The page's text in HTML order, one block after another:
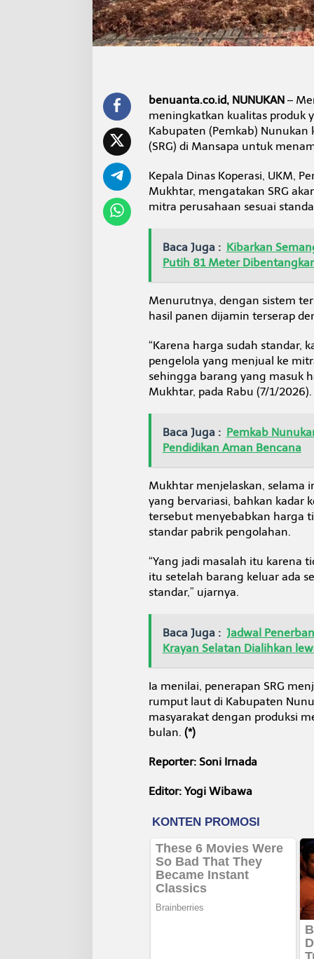
a
b
N
u
n
T
e
r
k
a
n
s
t
e
m
R
G
benuanta.co.id, NUNUKAN–
meningkatkan kualitas produk
Kabupaten (Pemkab)
(SRG) di Mansapa untuk
Kepala Dinas Koperasi, UKM,
Mukhtar, mengatakan SRG
mitra perusahaan sesuai
Baca Juga : Kibarkan
Putih 81 Meter
Menurutnya, dengan sistem
hasil panen dijamin terserap
“Karena harga sudah standar,
pengelola yang menjual ke
sehingga barang yang masuk
Mukhtar, pada Rabu (7/1/2026).
Baca Juga : Pemkab
Pendidikan Aman Bencana
Mukhtar menjelaskan, selama
yang bervariasi, bahkan kadar
tersebut menyebabkan harga
standar pabrik pengolahan.
“Yang jadi masalah itu karena
itu setelah barang keluar ada
standar,” ujarnya.
Baca Juga : Jadwal
Krayan Selatan Dialihkan
Ia menilai, penerapan SRG
rumput laut di Kabupaten
masyarakat dengan produksi
bulan. (*)
Reporter: Soni Irnada
Editor: Yogi Wibawa